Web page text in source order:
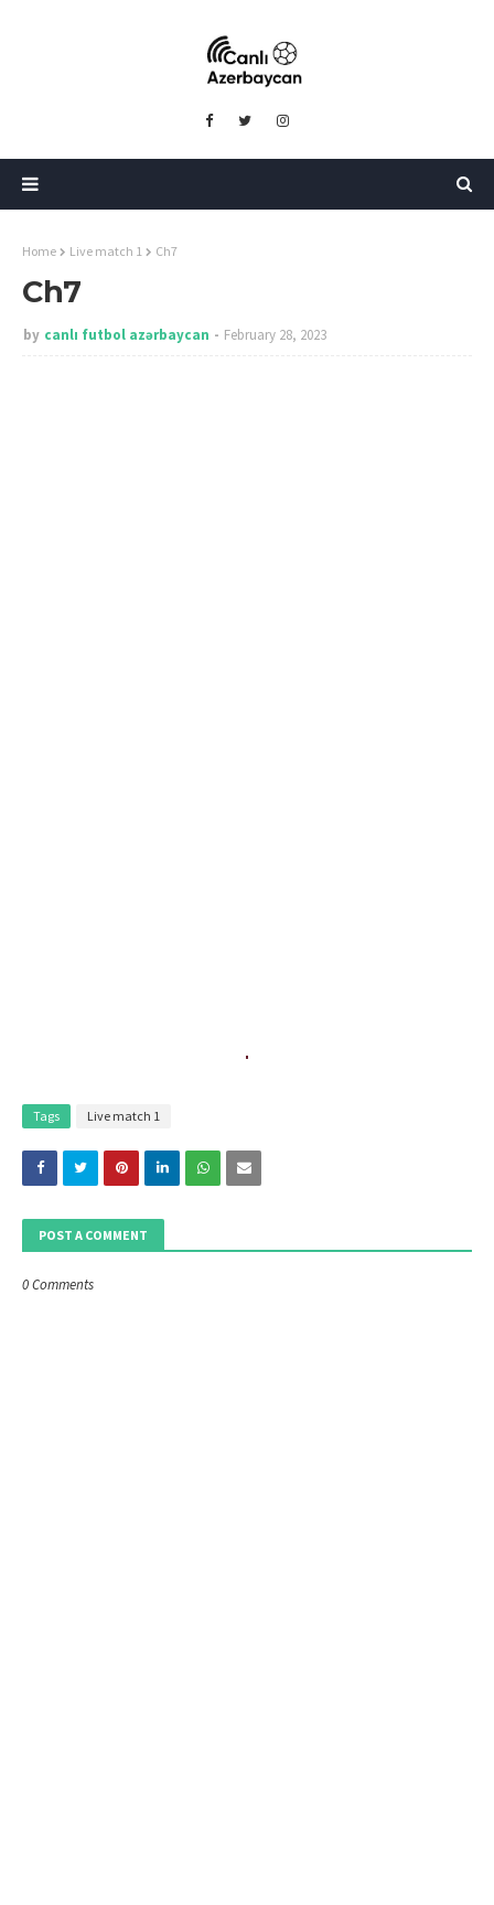
Home Live match 1 Ch7
Ch7
by canlı futbol azərbaycan February 28, 2023
Tags Live match 1
POST A COMMENT
0 Comments